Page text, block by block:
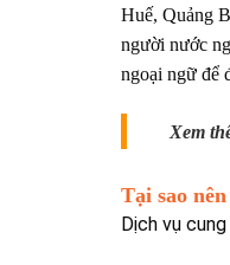
Huế, Quảng
người nước
ngoại ngữ để
Xem
Tại sao
Dịch vụ